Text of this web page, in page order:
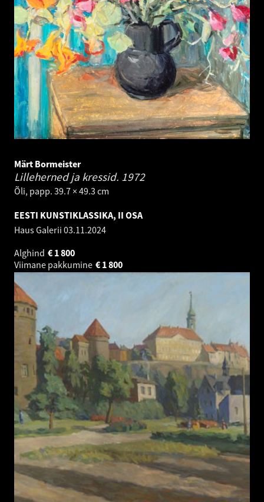
Märt Bormeister
Lilleherned ja kressid. 1972
Õli, papp. 39.7 × 49.3 cm
EESTI KUNSTIKLASSIKA, II OSA
Haus Galerii 03.11.2024
Alghind
1 800
€
Viimane pakkumine
1 800
€